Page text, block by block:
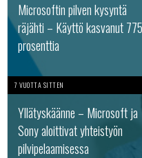
Microsoftin pilven kysyntä
räjähti – Käyttö kasvanut 775
prosenttia
7 VUOTTA SITTEN
Yllätyskäänne – Microsoft ja
Sony aloittivat yhteistyön
pilvipelaamisessa